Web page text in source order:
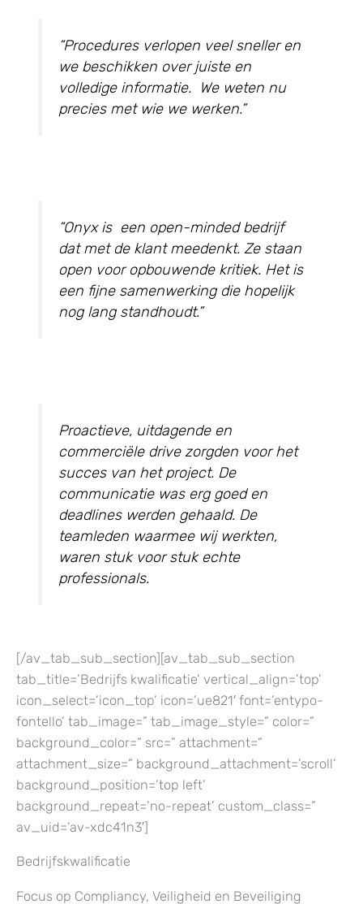
“Procedures verlopen veel sneller en
we beschikken over juiste en
volledige informatie. We weten nu
precies met wie we werken.”
“Onyx is een open-minded bedrijf
dat met de klant meedenkt. Ze staan
open voor opbouwende kritiek. Het is
een fijne samenwerking die hopelijk
nog lang standhoudt.”
Proactieve, uitdagende en
commerciële drive zorgden voor het
succes van het project. De
communicatie was erg goed en
deadlines werden gehaald. De
teamleden waarmee wij werkten,
waren stuk voor stuk echte
professionals.
[/av_tab_sub_section][av_tab_sub_section
tab_title=’Bedrijfs kwalificatie’ vertical_align=’top’
icon_select=’icon_top’ icon=’ue821′ font=’entypo-
fontello’ tab_image=” tab_image_style=” color=”
background_color=” src=” attachment=”
attachment_size=” background_attachment=’scroll’
background_position=’top left’
background_repeat=’no-repeat’ custom_class=”
av_uid=’av-xdc41n3′]
Bedrijfskwalificatie
Focus op Compliancy, Veiligheid en Beveiliging